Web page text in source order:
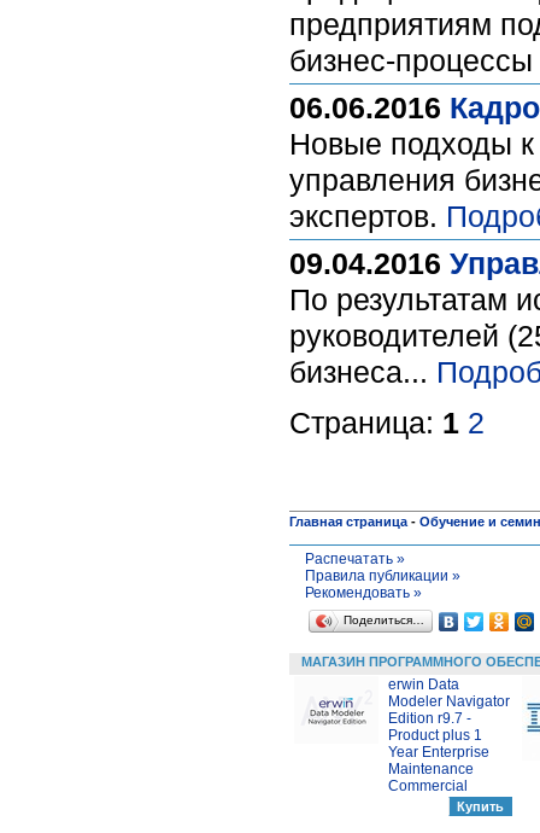
предприятиям
бизнес-
06.06.2016
Новые подходы
управления
экспертов.
09.04.2016
По результатам
руководителей
бизнеса...
Страница: 1 2
Главная страница - Обучение и
Распечатать »
Правила публикации »
Рекомендовать »
Поделиться…
МАГАЗИН ПРОГРАММНОГО
erwin Data
Modeler Navigator
Edition r9.7 -
Product plus 1
Year Enterprise
Maintenance
Commercial